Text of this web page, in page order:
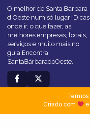
O melhor de Santa Bárbara
d’Oeste num só lugar! Dicas,
onde ir, o que fazer, as
melhores empresas, locais,
serviços e muito mais no
guia Encontra
SantaBárbaradoOeste.
Termos|
Criado com
e